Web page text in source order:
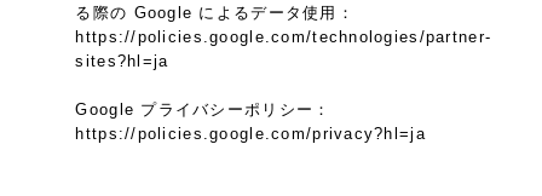
る際の Google によるデータ使用：
https://policies.google.com/technologies/partner-
sites?hl=ja
Google プライバシーポリシー：
https://policies.google.com/privacy?hl=ja